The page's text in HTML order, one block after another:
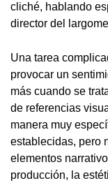
cliché, hablando
director del
Una tarea
provocar un
más cuando se
de referencias
manera muy
establecidas, pero
elementos
producción, la